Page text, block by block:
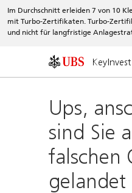
Im Durchschnitt erleiden 7 von 10
mit Turbo-Zertifikaten. Turbo-
und nicht für langfristige
KeyInvest
Ups,
sind Sie
falschen
gelandet